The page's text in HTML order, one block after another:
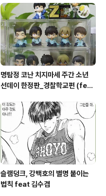
명탐정 코난 치지마세 주간 소년
선데이 한정판_경찰학교편 (feat
슬램덩크, 강백호의 별명 붙이는
법칙 feat 김수겸